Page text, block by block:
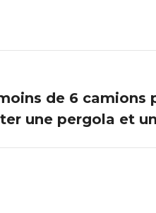
de 6 camions
une pergola et